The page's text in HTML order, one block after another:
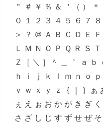
＂ ＃ ￥ ％ ＆ ＇（ ）
０ １ ２ ３ ４ ５ ６ ７
＞ ？ ＠ Ａ Ｂ Ｃ Ｄ Ｅ
Ｌ Ｍ Ｎ Ｏ Ｐ Ｑ Ｒ Ｓ
Ｚ［ ＼ ］＾ ＿ ｀ ａ ｂ
ｈ ｉ ｊ ｋ ｌ ｍ ｎ ｏ
ｖ ｗ ｘ ｙ ｚ｛ ｜ ｝ぁ
ぇ え ぉ お か が き ぎ
さ ざ し じ す ず せ ぜ